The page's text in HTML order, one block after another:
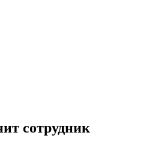
сотрудник